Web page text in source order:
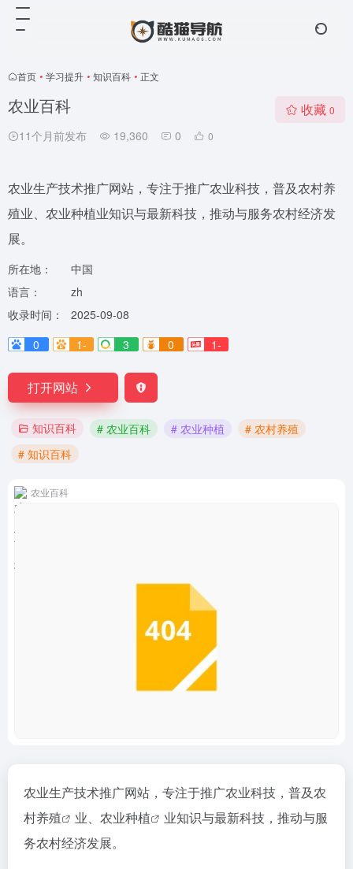
首页 • 学习提升 • 知识百科 • 正文
农业百科
11个月前发布 19,360 0 0
收藏 0
农业生产技术推广网站，专注于推广农业科技，普及农村养
殖业、农业种植业知识与最新科技，推动与服务农村经济发
展。
所在地：
中国
语言：
zh
收录时间：
2025-09-08
0
1- 3 0 1-
打开网站
知识百科 # 农业百科 # 农业种植
# 农村养殖
# 知识百科
农业百科
农业生产技术推广网站，专注于推广农业科技，普及农
村养殖
业、 农业种植
业知识与最新科技，推动与服
务农村经济发展。